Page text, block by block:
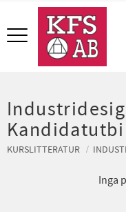
Meny
KURSLITTERATUR
Inga